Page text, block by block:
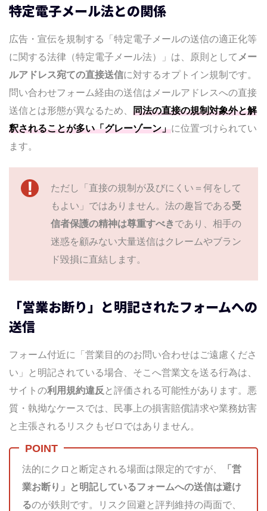
特定電子メール法との関係
広告・宣伝を規制する「特定電子メールの送信の適正化等
に関する法律（特定電子メール法）」は、原則として メー
ルアドレス宛ての直接送信に対するオプトイン規制です。
問い合わせフォーム経由の送信はメールアドレスへの直接
送信とは形態が異なるため、 同法の直接の規制対象外と解
釈されることが多い「グレーゾーン」に位置づけられてい
ます。
ただし「直接の規制が及びにくい＝何をして
もよい」ではありません。法の趣旨である受
信者保護の精神は尊重すべき であり、相手の
迷惑を顧みない大量送信はクレームやブラン
ド毀損に直結します。
「営業お断り」と明記されたフォームへの
送信
フォーム付近に「営業目的のお問い合わせはご遠慮くださ
い」と明記されている場合、そこへ営業文を送る行為は、
サイトの利用規約違反 と評価される可能性があります。悪
質・執拗なケースでは、民事上の損害賠償請求や業務妨害
と主張されるリスクもゼロではありません。
法的にクロと断定される場面は限定的ですが、
「営
業お断り」と明記しているフォームへの送信は避け
るのが鉄則です。リスク回避と評判維持の両面で、